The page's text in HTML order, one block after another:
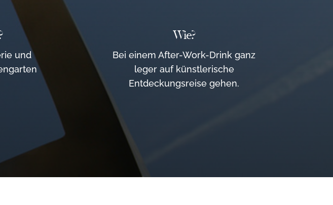
und
Wie?
Bei einem After-Work-Drink ganz
leger auf künstlerische
Entdeckungsreise gehen.